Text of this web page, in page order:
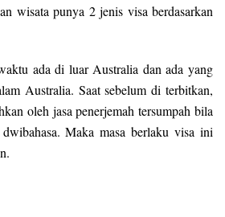
wisata punya 2 jenis visa berdasarkan
ada di luar Australia dan ada yang
Australia. Saat sebelum di terbitkan,
oleh jasa penerjemah tersumpah bila
Maka masa berlaku visa ini